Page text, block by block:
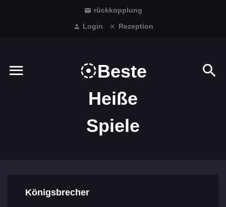
rückkopplung
Login
Rezeption
Beste
Heiße
Spiele
Königsbrecher